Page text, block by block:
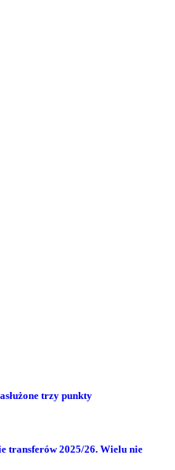
trzy punkty
transferów 2025/26. Wielu nie